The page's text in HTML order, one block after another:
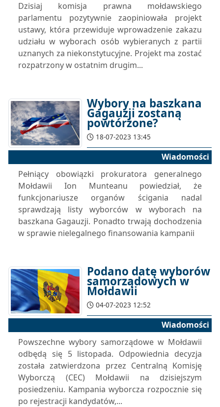
Dzisiaj komisja prawna mołdawskiego
parlamentu pozytywnie zaopiniowała projekt
ustawy, która przewiduje wprowadzenie zakazu
udziału w wyborach osób wybieranych z partii
uznanych za niekonstytucyjne. Projekt ma zostać
rozpatrzony w ostatnim drugim...
Wybory na baszkana
Gagauzji zostaną
powtórzone?
18-07-2023 13:45
Wiadomości
Pełniący obowiązki prokuratora generalnego
Mołdawii Ion Munteanu powiedział, że
funkcjonariusze organów ścigania nadal
sprawdzają listy wyborców w wyborach na
baszkana Gagauzji. Ponadto trwają dochodzenia
w sprawie nielegalnego finansowania kampanii
Podano datę wyborów
samorządowych w
Mołdawii
04-07-2023 12:52
Wiadomości
Powszechne wybory samorządowe w Mołdawii
odbędą się 5 listopada. Odpowiednia decyzja
została zatwierdzona przez Centralną Komisję
Wyborczą (CEC) Mołdawii na dzisiejszym
posiedzeniu. Kampania wyborcza rozpocznie się
po rejestracji kandydatów,...